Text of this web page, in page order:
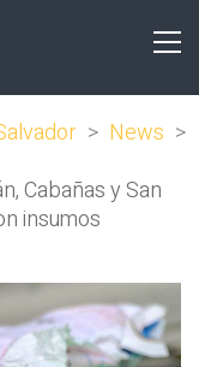
> News >
Cabañas y San
insumos